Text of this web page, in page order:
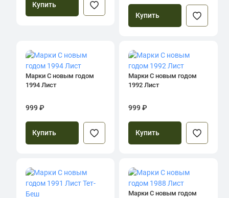
Купить
Купить
Марки С новым годом
1994 Лист
999 ₽
Купить
Марки С новым годом
1992 Лист
999 ₽
Купить
Марки С новым годом